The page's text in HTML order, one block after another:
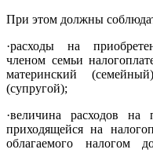
При этом должны
·расходы на
членом семьи
материнский
(супругой);
·величина расходов на
приходящейся на
облагаемого налогом